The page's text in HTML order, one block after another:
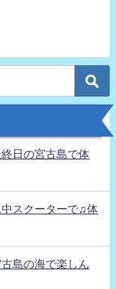
日の宮古島で体
スクーターで♫体
島の海で楽しん